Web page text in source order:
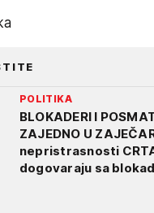
POLITIKA
BLOKADERI I
ZAJEDNO U
nepristrasnosti
dogovaraju sa